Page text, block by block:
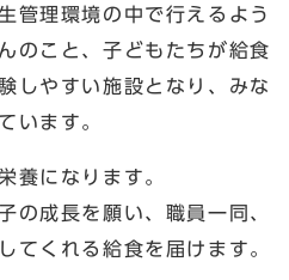
管理環境の中で行えるよう
のこと、子どもたちが給食
しやすい施設となり、みな
います。
養になります。
の成長を願い、職員一同、
てくれる給食を届けます。